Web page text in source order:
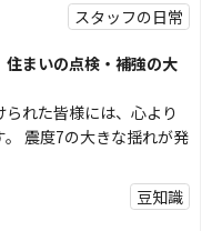
スタッフの日常
まいの点検・補強の大
れた皆様には、心より
震度7の大きな揺れが発
豆知識